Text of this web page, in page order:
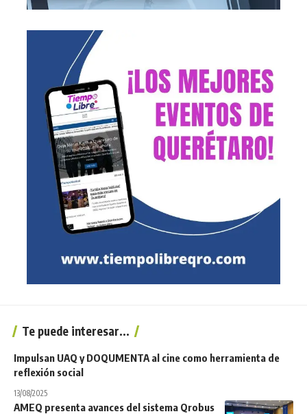
Te puede interesar...
Impulsan UAQ y DOQUMENTA al cine como herramienta de
reflexión social
13/08/2025
AMEQ presenta avances del sistema Qrobus